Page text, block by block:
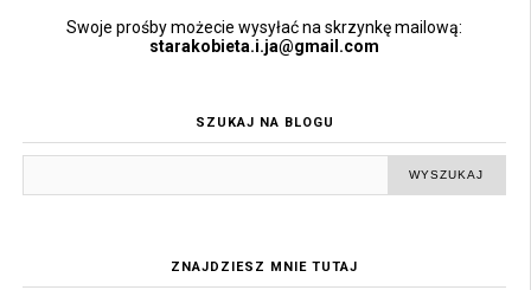
Swoje prośby możecie wysyłać na skrzynkę mailową:
starakobieta.i.ja@gmail.com
SZUKAJ NA BLOGU
ZNAJDZIESZ MNIE TUTAJ